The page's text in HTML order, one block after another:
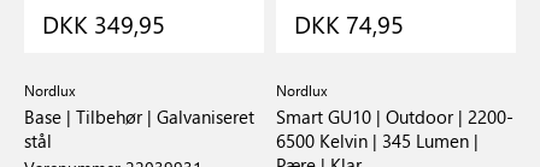
DKK 349,95
Nordlux
Base | Tilbehør | Galvaniseret
stål
DKK 74,95
Nordlux
Smart GU10 | Outdoor | 2200-
6500 Kelvin | 345 Lumen |